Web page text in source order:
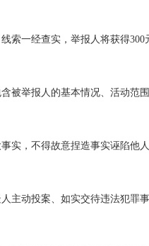
索一经查实，举报人将获得300
被举报人的基本情况、活动范
实，不得故意捏造事实诬陷他
主动投案、如实交待违法犯罪